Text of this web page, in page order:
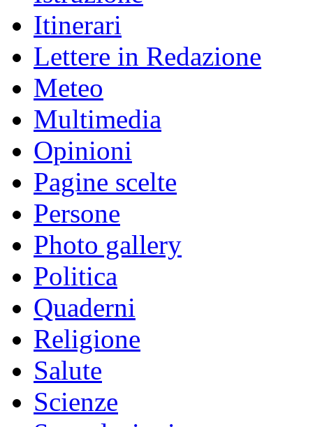
Itinerari
Lettere in Redazione
Meteo
Multimedia
Opinioni
Pagine scelte
Persone
Photo gallery
Politica
Quaderni
Religione
Salute
Scienze